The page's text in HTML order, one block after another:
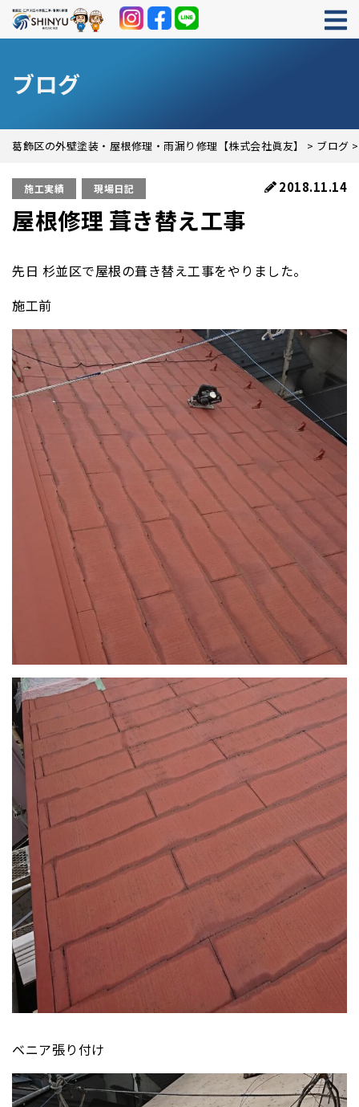
ブログ
葛飾区の外壁塗装・屋根修理・雨漏り修理【株式会社眞友】 > ブログ
施工実績 現場日記 2018.11.14
屋根修理 葺き替え工事
先日 杉並区で屋根の葺き替え工事をやりました。
施工前
ベニア張り付け